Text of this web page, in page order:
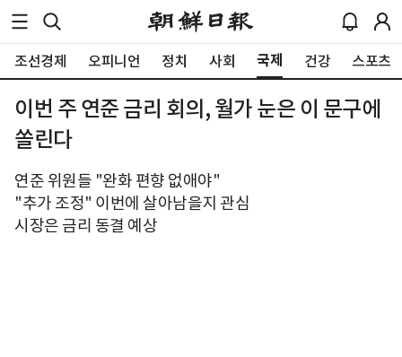
조선경제 오피니언 정치 사회 국제 건강 스포츠
이번 주 연준 금리 회의, 월가 눈은 이 문구에
쏠린다
연준 위원들 "완화 편향 없애야"
"추가 조정" 이번에 살아남을지 관심
시장은 금리 동결 예상